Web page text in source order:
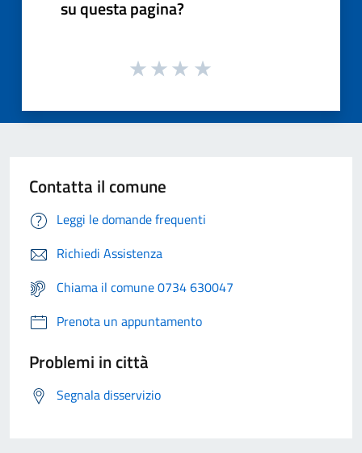
su questa pagina?
Contatta il comune
Leggi le domande frequenti
Richiedi Assistenza
Chiama il comune 0734 630047
Prenota un appuntamento
Problemi in città
Segnala disservizio